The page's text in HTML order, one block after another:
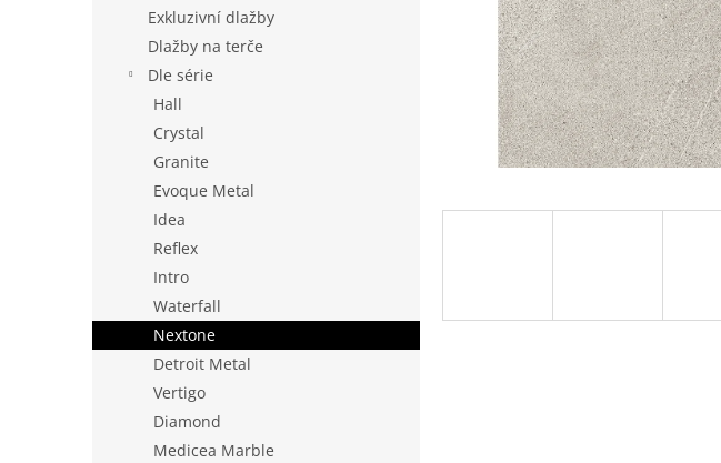
Exkluzivní dlažby
Dlažby na terče
Dle série
Hall
Crystal
Granite
Evoque Metal
Idea
Reflex
Intro
Waterfall
Nextone
Detroit Metal
Vertigo
Diamond
Medicea Marble